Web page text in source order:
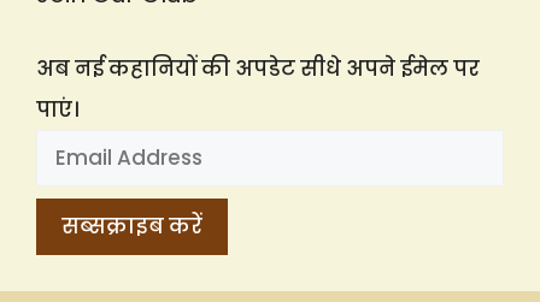
अब नई कहानियों की अपडेट सीधे अपने ईमेल पर
पाएं।